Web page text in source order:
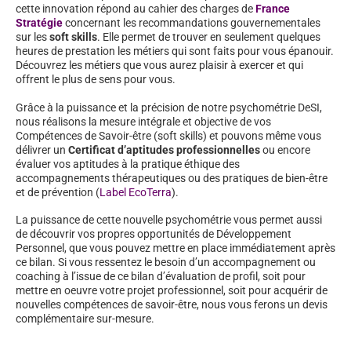
cette innovation répond au cahier des charges deFrance
Stratégieconcernant les recommandations gouvernementales
sur lessoft skills. Elle permet de trouver en seulement quelques
heures de prestation les métiers qui sont faits pour vous épanouir.
Découvrez les métiers que vous aurez plaisir à exercer et qui
offrent le plus de sens pour vous.
Grâce à la puissance et la précision de notre psychométrie DeSI,
nous réalisons la mesure intégrale et objective de vos
Compétences de Savoir-être (soft skills) et pouvons même vous
délivrer un Certificat d’aptitudes professionnellesou encore
évaluer vos aptitudes à la pratique éthique des
accompagnements thérapeutiques ou des pratiques de bien-être
et de prévention (Label EcoTerra).
La puissance de cette nouvelle psychométrie vous permet aussi
de découvrir vos propres opportunités de Développement
Personnel, que vous pouvez mettre en place immédiatement après
ce bilan. Si vous ressentez le besoin d’un accompagnement ou
coaching à l’issue de ce bilan d’évaluation de profil, soit pour
mettre en oeuvre votre projet professionnel, soit pour acquérir de
nouvelles compétences de savoir-être, nous vous ferons un devis
complémentaire sur-mesure.